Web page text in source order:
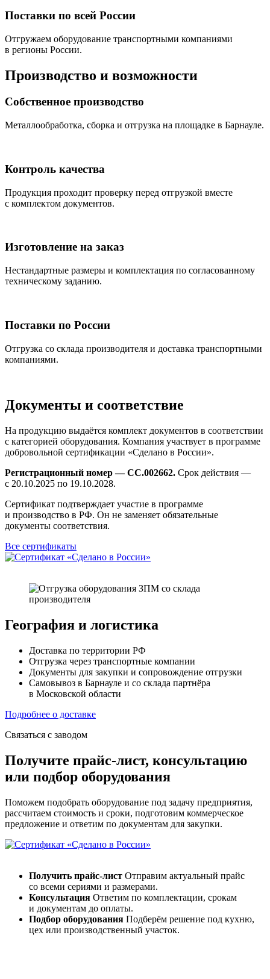
Поставки по всей России
Отгружаем оборудование транспортными компаниями
в регионы России.
Производство и возможности
Собственное производство
Металлообработка, сборка и отгрузка на площадке в Барнауле.
Контроль качества
Продукция проходит проверку перед отгрузкой вместе
с комплектом документов.
Изготовление на заказ
Нестандартные размеры и комплектация по согласованному
техническому заданию.
Поставки по России
Отгрузка со склада производителя и доставка транспортными
компаниями.
Документы и соответствие
На продукцию выдаётся комплект документов в соответствии
с категорией оборудования. Компания участвует в программе
добровольной сертификации «Сделано в России».
Регистрационный номер — СС.002662. Срок действия —
с 20.10.2025 по 19.10.2028.
Сертификат подтверждает участие в программе
и производство в РФ. Он не заменяет обязательные
документы соответствия.
Все сертификаты
География и логистика
Доставка по территории РФ
Отгрузка через транспортные компании
Документы для закупки и сопровождение отгрузки
Самовывоз в Барнауле и со склада партнёра
в Московской области
Подробнее о доставке
Связаться с заводом
Получите прайс-лист, консультацию
или подбор оборудования
Поможем подобрать оборудование под задачу предприятия,
рассчитаем стоимость и сроки, подготовим коммерческое
предложение и ответим по документам для закупки.
Получить прайс-лист Отправим актуальный прайс
со всеми сериями и размерами.
Консультация Ответим по комплектации, срокам
и документам до оплаты.
Подбор оборудования Подберём решение под кухню,
цех или производственный участок.